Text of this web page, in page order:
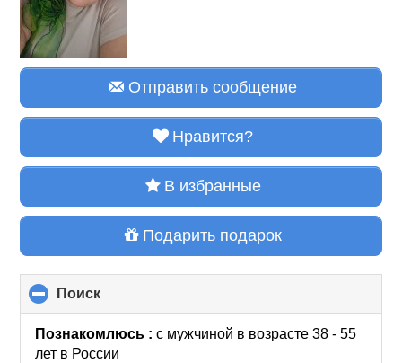
Отправить сообщение
Нравится?
В избранные
Подарить подарок
Поиск
to
collapse
contents
Познакомлюсь :с мужчиной в возрасте 38 - 55
лет в России